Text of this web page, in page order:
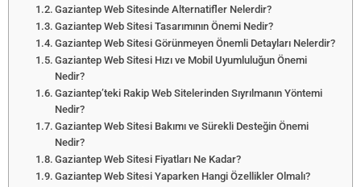
Gaziantep Web Sitesinde Alternatifler Nelerdir?
Gaziantep Web Sitesi Tasarımının Önemi Nedir?
Gaziantep Web Sitesi Görünmeyen Önemli Detayları Nelerdir?
Gaziantep Web Sitesi Hızı ve Mobil Uyumluluğun Önemi
Nedir?
Gaziantep’teki Rakip Web Sitelerinden Sıyrılmanın Yöntemi
Nedir?
Gaziantep Web Sitesi Bakımı ve Sürekli Desteğin Önemi
Nedir?
Gaziantep Web Sitesi Fiyatları Ne Kadar?
Gaziantep Web Sitesi Yaparken Hangi Özellikler Olmalı?